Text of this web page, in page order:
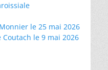
le 25 mai 2026
le 9 mai 2026